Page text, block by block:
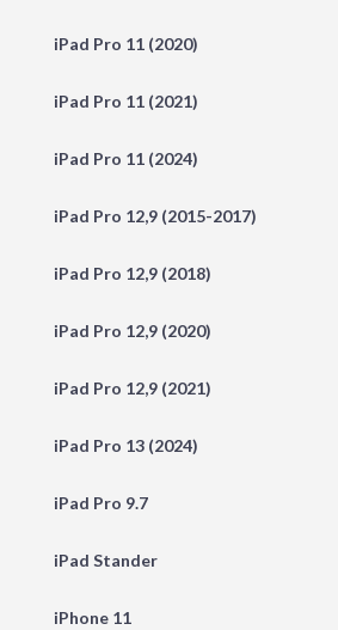
iPad Pro 11 (2020)
iPad Pro 11 (2021)
iPad Pro 11 (2024)
iPad Pro 12,9 (2015-2017)
iPad Pro 12,9 (2018)
iPad Pro 12,9 (2020)
iPad Pro 12,9 (2021)
iPad Pro 13 (2024)
iPad Pro 9.7
iPad Stander
iPhone 11